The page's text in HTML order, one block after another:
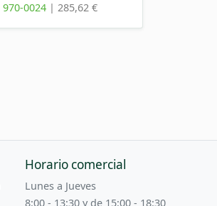
970-0024 | 285,62 €
Horario comercial
Lunes a Jueves
8:00 - 13:30 y de 15:00 - 18:30